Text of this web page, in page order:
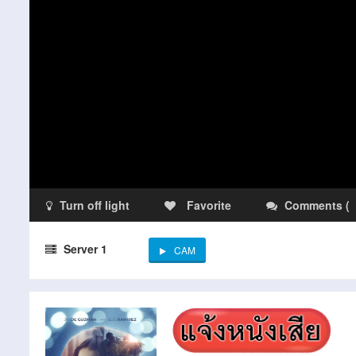
Turn off light Favorite Comments (
Server 1 CAM